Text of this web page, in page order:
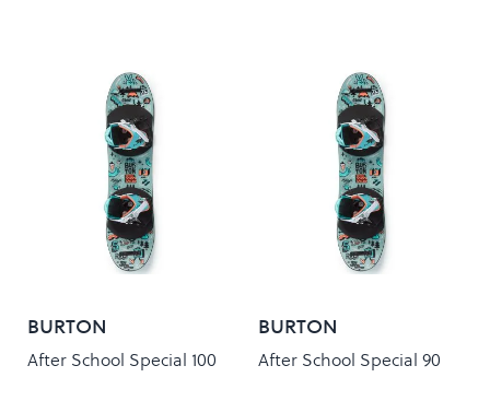
BURTON
After School Special 100
BURTON
After School Special 90